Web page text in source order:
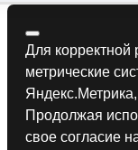
Для корректной
метрические
Продолжая
свое согласие